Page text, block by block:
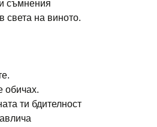
съмнения
света на виното.
обичах.
ти бдителност